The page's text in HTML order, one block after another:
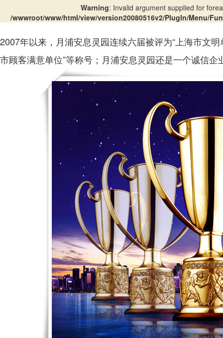
Warning: Invalid argument supplied for
/wwwroot/www/html/view/version20080516v2/PlugIn/Menu/
2007年以来，月浦安息灵园连续六届被评为“上海市文
市顾客满意单位”等称号；月浦安息灵园还是一个诚信